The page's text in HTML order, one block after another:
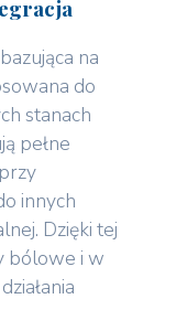
na
do
stanach
pełne
innych
Dzięki tej
bólowe i w